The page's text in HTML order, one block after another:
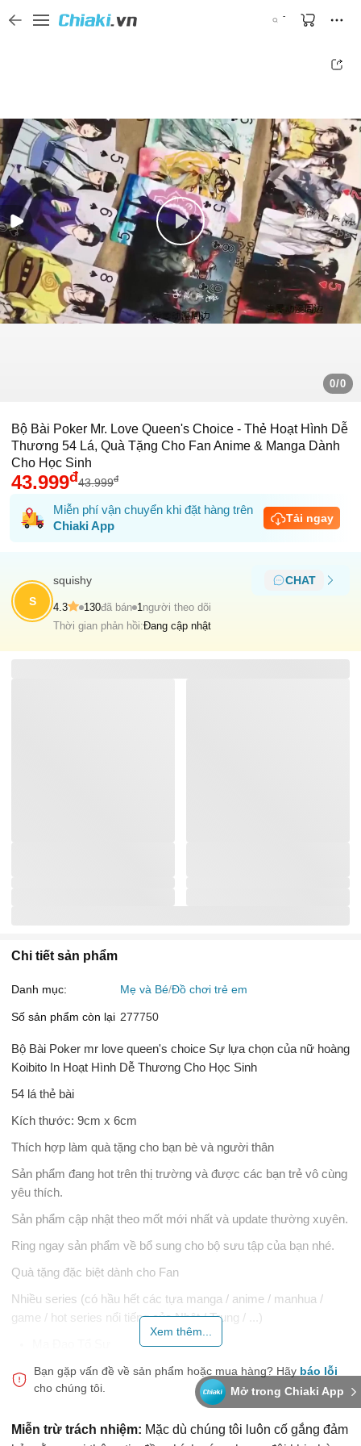
0/0
Mở trong Chiaki App
Bộ Bài Poker Mr. Love Queen's Choice - Thẻ Hoạt Hình Dễ
Thương 54 Lá, Quà Tặng Cho Fan Anime & Manga Dành
Cho Học Sinh
43.999đ43.999đ
Miễn phí vận chuyển khi đặt hàng trên
Chiaki App
Tải ngay
S
squishy CHAT
4.3 130đã bán 1 người theo dõi
Thời gian phản hồi:Đang cập nhật
Chi tiết sản phẩm
Danh mục: Mẹ và Bé Đồ chơi trẻ em
Số sản phẩm còn lại 277750
Bộ Bài Poker mr love queen's choice Sự lựa chọn của nữ hoàng
Koibito In Hoạt Hình Dễ Thương Cho Học Sinh
54 lá thẻ bài
Kích thước: 9cm x 6cm
Thích hợp làm quà tặng cho bạn bè và người thân
Sản phẩm đang hot trên thị trường và được các bạn trẻ vô cùng
yêu thích.
Sản phẩm cập nhật theo mốt mới nhất và update thường xuyên.
Ring ngay sản phẩm về bổ sung cho bộ sưu tập của bạn nhé.
Quà tặng đặc biệt dành cho Fan
Nhiều series (có hầu hết các tựa manga / anime / manhua /
game / hot series nổi tiếng của Nhật / Trung / ...)
Thiên Quan Tứ Phúc
Hệ thống tự cứu của nhân vật phản diện
Xem thêm...
Bạn gặp vấn đề về sản phẩm hoặc mua hàng? Hãy báo lỗi
cho chúng tôi.
Miễn trừ trách nhiệm: Mặc dù chúng tôi luôn cố gắng đảm